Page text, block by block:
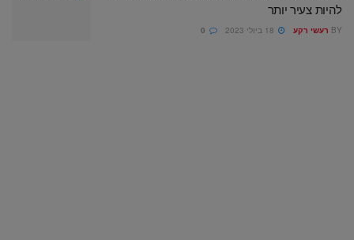
להיות צעיר יותר
BY רעשי רקע